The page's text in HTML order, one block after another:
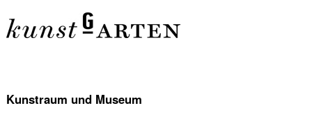
Kunstraum und Museum